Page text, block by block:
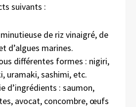
suivants :
de riz vinaigré, de
d’algues marines.
différentes formes : nigiri,
uramaki, sashimi, etc.
d’ingrédients : saumon,
avocat, concombre, œufs